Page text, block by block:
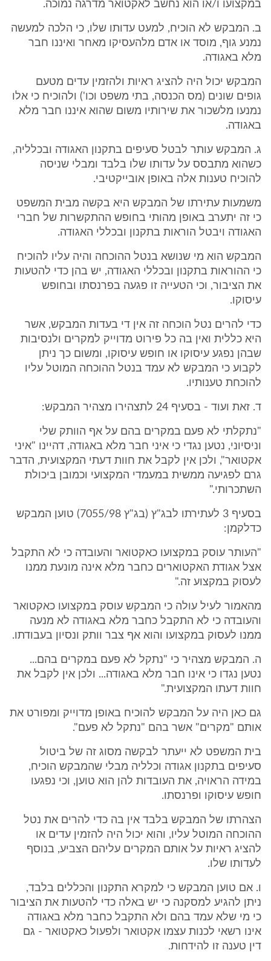
במקצועו ו/או הוא נחשב לאקטואר מדרגה נמוכה.
ב. המבקש לא הוכיח, למעט עדותו שלו, כי הלכה למעשה
נמנע גוף, מוסד או אדם מלהעסיקו מאחר ואיננו חבר
מלא באגודה.
המבקש יכול היה להציג ראיות ולהזמין עדים מטעם
גופים שונים (מס הכנסה, בתי משפט וכו') ולהוכיח כי אלו
נמנעו מלשכור את שירותיו משום שהוא איננו חבר מלא
באגודה.
ג. המבקש עותר לבטל סעיפים בתקנון האגודה ובכלליה,
כשהוא מתבסס על עדותו שלו בלבד ומבלי שניסה
להוכיח טענות אלה באופן אובייקטיבי.
משמעות עתירתו של המבקש היא בקשה מבית המשפט
כי זה יתערב באופן מהותי בחופש ההתקשרות של חברי
האגודה ויבטל הוראות בתקנון ובכללי האגודה.
המבקש הוא מי שנושא בנטל ההוכחה והיה עליו להוכיח
כי ההוראות בתקנון ובכללי האגודה, יש בהן כדי להטעות
את הציבור, וכי הטעייה זו פגעה בפרנסתו ובחופש
עיסוקו.
כדי להרים נטל הוכחה זה אין די בעדות המבקש, אשר
היא כללית ואין בה כל פירוט מדוייק למקרים ולנסיבות
שבהן נפגע עיסוקו או חופש עיסוקו, ומשום כך ניתן
לקבוע כי המבקש לא עמד בנטל ההוכחה המוטל עליו
להוכחת טענותיו.
ד. זאת ועוד - בסעיף 24 לתצהירו מצהיר המבקש:
"נתקלתי לא פעם במקרים בהם על אף הוותק שלי
וניסיוני, נטען נגדי כי איני חבר מלא באגודה, דהיינו "איני
אקטואר", ולכן אין לקבל את חוות דעתי המקצועית, הדבר
גרם לפגיעה ממשית במעמדי המקצועי וכמובן ביכולת
השתכרותי."
בסעיף 3 לעתירתו לבג"ץ (בג"ץ 7055/98) טוען המבקש
כדלקמן:
"העותר עוסק במקצועו כאקטואר והעובדה כי לא התקבל
אצל אגודת האקטוארים כחבר מלא אינה מונעת ממנו
לעסוק במקצוע זה."
מהאמור לעיל עולה כי המבקש עוסק במקצועו כאקטואר
והעובדה כי לא התקבל כחבר מלא באגודה לא מנעה
ממנו לעסוק במקצועו והוא אף צבר וותק ונסיון בעבודתו.
ה. המבקש מצהיר כי "נתקל לא פעם במקרים בהם...
נטען נגדו כי אינו חבר מלא באגודה... ולכן אין לקבל את
חוות דעתו המקצועית."
גם כאן היה על המבקש להוכיח באופן מדוייק ומפורט את
אותם "מקרים" אשר בהם "נתקל לא פעם".
בית המשפט לא ייעתר לבקשה מסוג זה של ביטול
סעיפים בתקנון אגודה וכלליה מבלי שהמבקש הוכיח,
במידה הראויה, את העובדות להן הוא טוען, וכי נפגעו
חופש עיסוקו ופרנסתו.
הצהרתו של המבקש בלבד אין בה כדי להרים את נטל
ההוכחה המוטל עליו, והוא יכול היה להזמין עדים או
להציג ראיות על אותם המקרים עליהם הצביע, בנוסף
לעדותו שלו.
ו. אם טוען המבקש כי למקרא התקנון והכללים בלבד,
ניתן להגיע למסקנה כי יש באלה כדי להטעות את הציבור
כי מי שלא עמד בהם ולא התקבל כחבר מלא באגודה
אינו רשאי לכנות עצמו אקטואר ולפעול כאקטואר - גם
דין טענה זו להידחות.